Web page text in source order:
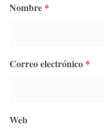
Nombre *
Correo electrónico *
Web